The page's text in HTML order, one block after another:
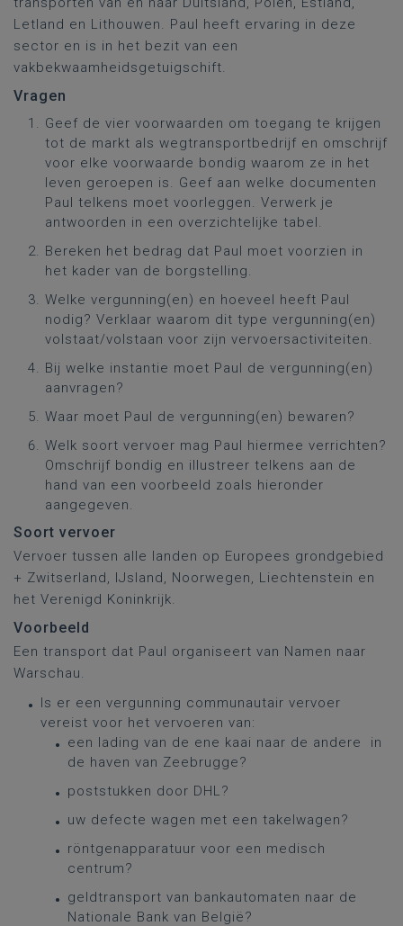
Letland en Lithouwen. Paul heeft ervaring in deze
sector en is in het bezit van een
vakbekwaamheidsgetuigschift.
Vragen
Geef de vier voorwaarden om toegang te krijgen
tot de markt als wegtransportbedrijf en omschrijf
voor elke voorwaarde bondig waarom ze in het
leven geroepen is. Geef aan welke documenten
Paul telkens moet voorleggen. Verwerk je
antwoorden in een overzichtelijke tabel.
Bereken het bedrag dat Paul moet voorzien in
het kader van de borgstelling.
Welke vergunning(en) en hoeveel heeft Paul
nodig? Verklaar waarom dit type vergunning(en)
volstaat/volstaan voor zijn vervoersactiviteiten.
Bij welke instantie moet Paul de vergunning(en)
aanvragen?
Waar moet Paul de vergunning(en) bewaren?
Welk soort vervoer mag Paul hiermee verrichten?
Omschrijf bondig en illustreer telkens aan de
hand van een voorbeeld zoals hieronder
aangegeven.
Soort vervoer
Vervoer tussen alle landen op Europees grondgebied
+ Zwitserland, IJsland, Noorwegen, Liechtenstein en
het Verenigd Koninkrijk.
Voorbeeld
Een transport dat Paul organiseert van Namen naar
Warschau.
Is er een vergunning communautair vervoer
vereist voor het vervoeren van:
een lading van de ene kaai naar de andere in
de haven van Zeebrugge?
poststukken door DHL?
uw defecte wagen met een takelwagen?
röntgenapparatuur voor een medisch
centrum?
geldtransport van bankautomaten naar de
Nationale Bank van België?